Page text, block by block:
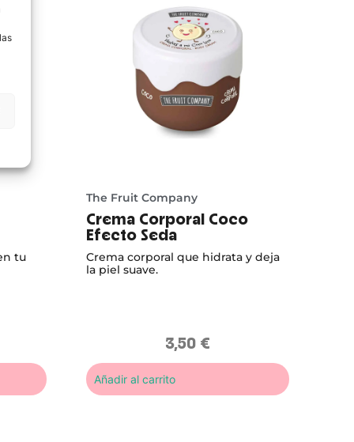
tu
The Fruit Company
Crema Corporal Coco
Efecto Seda
Crema corporal que hidrata y deja
la piel suave.
3,50 €
Añadir al carrito